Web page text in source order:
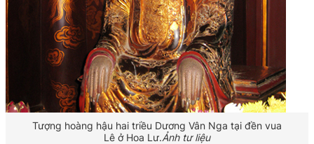
Tượng hoàng hậu hai triều Dương Vân Nga tại đền vua
Lê ở Hoa Lư.Ảnh tư liệu